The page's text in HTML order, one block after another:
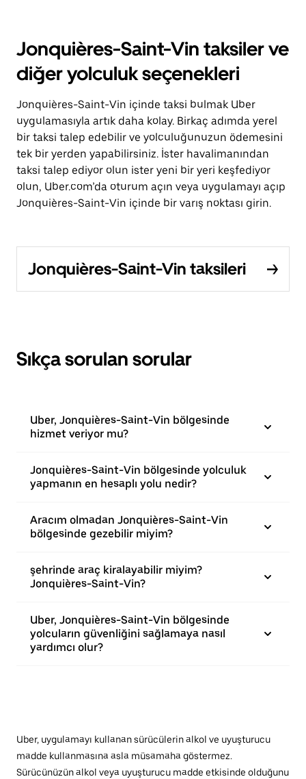
Jonquières-Saint-Vin taksiler ve
diğer yolculuk seçenekleri
Jonquières-Saint-Vin içinde taksi bulmak Uber
uygulamasıyla artık daha kolay. Birkaç adımda yerel
bir taksi talep edebilir ve yolculuğunuzun ödemesini
tek bir yerden yapabilirsiniz. İster havalimanından
taksi talep ediyor olun ister yeni bir yeri keşfediyor
olun, Uber.com’da oturum açın veya uygulamayı açıp
Jonquières-Saint-Vin içinde bir varış noktası girin.
Jonquières-Saint-Vin taksileri
Sıkça sorulan sorular
Uber, Jonquières-Saint-Vin bölgesinde
hizmet veriyor mu?
Jonquières-Saint-Vin bölgesinde yolculuk
yapmanın en hesaplı yolu nedir?
Aracım olmadan Jonquières-Saint-Vin
bölgesinde gezebilir miyim?
şehrinde araç kiralayabilir miyim?
Jonquières-Saint-Vin?
Uber, Jonquières-Saint-Vin bölgesinde
yolcuların güvenliğini sağlamaya nasıl
yardımcı olur?
Uber, uygulamayı kullanan sürücülerin alkol ve uyuşturucu
madde kullanmasına asla müsamaha göstermez.
Sürücünüzün alkol veya uyuşturucu madde etkisinde olduğunu